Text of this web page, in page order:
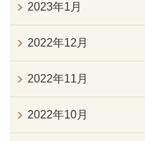
2023年1月
2022年12月
2022年11月
2022年10月